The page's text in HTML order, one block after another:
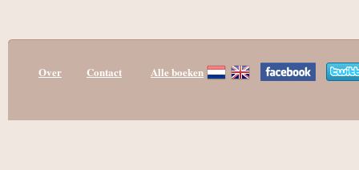
Over Contact Alle boeken